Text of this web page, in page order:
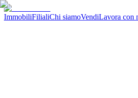
ImmobiliFilialiChi siamoVendiLavora con